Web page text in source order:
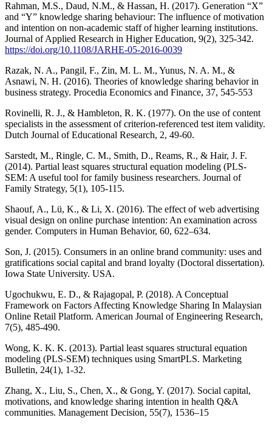
Rahman, M.S., Daud, N.M., & Hassan, H. (2017). Generation “X”
and “Y” knowledge sharing behaviour: The influence of motivation
and intention on non-academic staff of higher learning institutions.
Journal of Applied Research in Higher Education, 9(2), 325-342.
https://doi.org/10.1108/JARHE-05-2016-0039
Razak, N. A., Pangil, F., Zin, M. L. M., Yunus, N. A. M., &
Asnawi, N. H. (2016). Theories of knowledge sharing behavior in
business strategy. Procedia Economics and Finance, 37, 545-553
Rovinelli, R. J., & Hambleton, R. K. (1977). On the use of content
specialists in the assessment of criterion-referenced test item validity.
Dutch Journal of Educational Research, 2, 49-60.
Sarstedt, M., Ringle, C. M., Smith, D., Reams, R., & Hair, J. F.
(2014). Partial least squares structural equation modeling (PLS-
SEM: A useful tool for family business researchers. Journal of
Family Strategy, 5(1), 105-115.
Shaouf, A., Lü, K., & Li, X. (2016). The effect of web advertising
visual design on online purchase intention: An examination across
gender. Computers in Human Behavior, 60, 622–634.
Son, J. (2015). Consumers in an online brand community: uses and
gratifications social capital and brand loyalty (Doctoral dissertation).
Iowa State University. USA.
Ugochukwu, E. D., & Rajagopal, P. (2018). A Conceptual
Framework on Factors Affecting Knowledge Sharing In Malaysian
Online Retail Platform. American Journal of Engineering Research,
7(5), 485-490.
Wong, K. K. K. (2013). Partial least squares structural equation
modeling (PLS-SEM) techniques using SmartPLS. Marketing
Bulletin, 24(1), 1-32.
Zhang, X., Liu, S., Chen, X., & Gong, Y. (2017). Social capital,
motivations, and knowledge sharing intention in health Q&A
communities. Management Decision, 55(7), 1536–15